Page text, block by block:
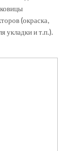
(окраска,
укладки и т.п.).